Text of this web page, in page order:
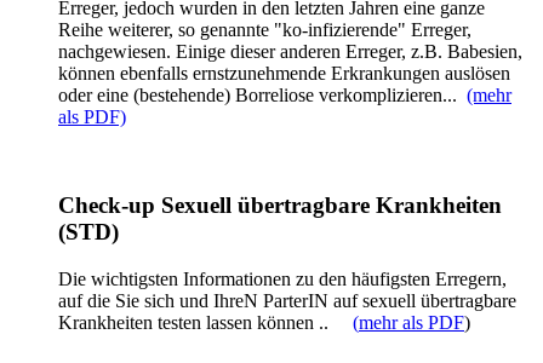
Erreger, jedoch wurden in den letzten Jahren eine ganze
Reihe weiterer, so genannte "ko-infizierende" Erreger,
nachgewiesen. Einige dieser anderen Erreger, z.B. Babesien,
können ebenfalls ernstzunehmende Erkrankungen auslösen
oder eine (bestehende) Borreliose verkomplizieren... (mehr
als PDF)
Check-up Sexuell übertragbare Krankheiten
(STD)
Die wichtigsten Informationen zu den häufigsten Erregern,
auf die Sie sich und IhreN ParterIN auf sexuell übertragbare
Krankheiten testen lassen können .. (mehr als PDF)